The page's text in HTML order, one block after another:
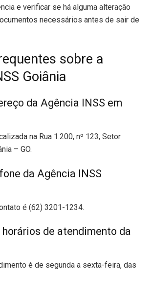
e verificar se há alguma alteração
necessários antes de sair de
sobre a
Goiânia
da Agência INSS em
na Rua 1.200, nº 123, Setor
– GO.
da Agência INSS
é (62) 3201-1234.
horários de atendimento da
é de segunda a sexta-feira, das